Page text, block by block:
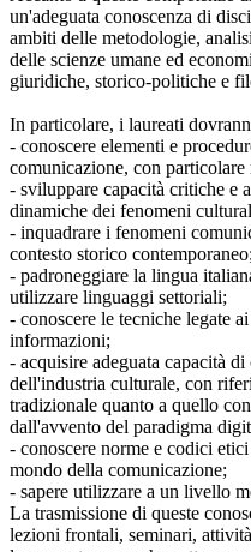
un'adeguata conoscenza di
ambiti delle metodologie,
delle scienze umane ed
giuridiche, storico‐politiche e
In particolare, i laureati
- conoscere elementi e
comunicazione, con
- sviluppare capacità critiche e
dinamiche dei fenomeni
- inquadrare i fenomeni
contesto storico contemporaneo;
- padroneggiare la lingua
utilizzare linguaggi settoriali;
- conoscere le tecniche legate
informazioni;
- acquisire adeguata capacità
dell'industria culturale, con
tradizionale quanto a quello
dall'avvento del paradigma
- conoscere norme e codici
mondo della comunicazione;
- sapere utilizzare a un livello
La trasmissione di queste
lezioni frontali, seminari,